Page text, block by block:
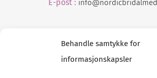
Behandle samtykke for
informasjonskapsler
E-post : info@